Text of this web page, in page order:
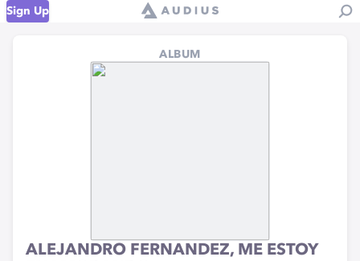
Sign Up
ALBUM
ALEJANDRO FERNANDEZ, ME ESTOY